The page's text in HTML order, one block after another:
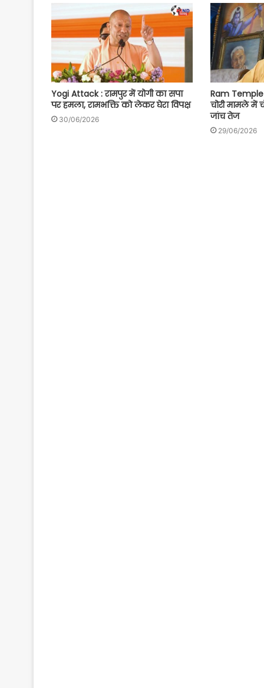
Yogi Attack : रामपुर में योगी का सपा
पर हमला, रामभक्ति को लेकर घेरा विपक्ष
30/06/2026
Ram Temple
चोरी मामले में
जांच तेज
29/06/2026